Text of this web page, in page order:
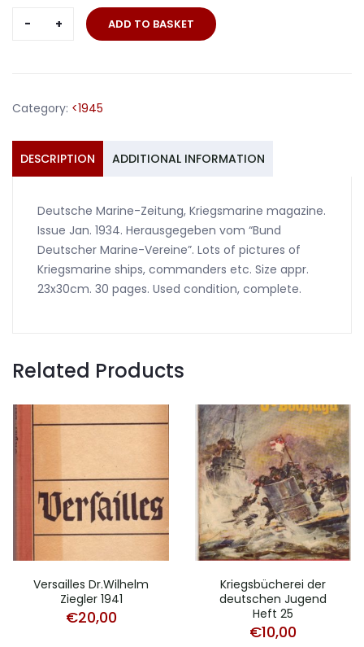
Deutsche
Marine-
Jan.
quantity
ADD TO BASKET
Category: <1945
DESCRIPTION ADDITIONAL INFORMATION
Deutsche Marine-Zeitung, Kriegsmarine magazine.
Issue Jan. 1934. Herausgegeben vom “Bund
Deutscher Marine-Vereine”. Lots of pictures of
Kriegsmarine ships, commanders etc. Size appr.
23x30cm. 30 pages. Used condition, complete.
Related Products
Versailles Dr.Wilhelm
Ziegler 1941
€20,00
Kriegsbücherei der
deutschen Jugend
Heft 25
€10,00